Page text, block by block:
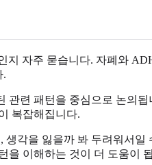
자주 묻습니다. 자폐와
.
련 패턴을 중심으로 논의
복잡해집니다.
각을 잃을까 봐 두려워서
을 이해하는 것이 더 도움이